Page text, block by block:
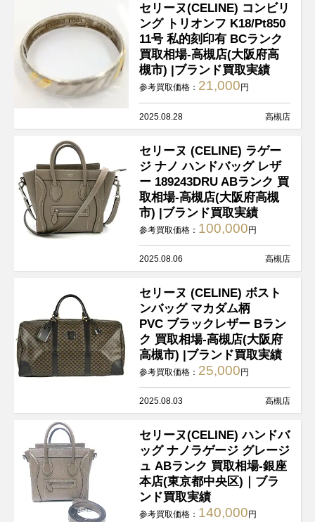
セリーヌ(CELINE) コンビリ
ング トリオンフ K18/Pt850
11号 私的刻印有 BCランク
買取相場-高槻店(大阪府高
槻市) |ブランド買取実績
参考買取価格： 21,000 円
2025.08.28 高槻店
セリーヌ (CELINE) ラゲー
ジ ナノ ハンドバッグ レザ
ー 189243DRU ABランク 買
取相場-高槻店(大阪府高槻
市) |ブランド買取実績
参考買取価格： 100,000円
2025.08.06 高槻店
セリーヌ (CELINE) ボスト
ンバッグ マカダム柄
PVC ブラックレザー Bラン
ク 買取相場-高槻店(大阪府
高槻市) |ブランド買取実績
参考買取価格： 25,000円
2025.08.03 高槻店
セリーヌ(CELINE) ハンドバ
ッグ ナノラゲージ グレージ
ュ ABランク 買取相場-銀座
本店(東京都中央区)｜ブラ
ンド買取実績
参考買取価格： 140,000円